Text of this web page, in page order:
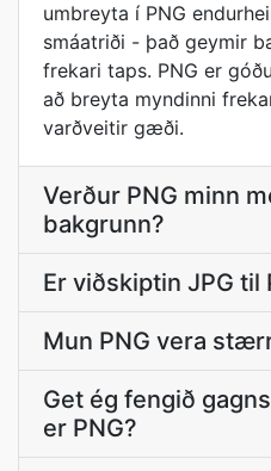
umbreyta í PNG
smáatriði - það geymir
frekari taps. PNG er
að breyta myndinni
varðveitir gæði.
Verður PNG minn
bakgrunn?
Er viðskiptin JPG
Mun PNG vera
Get ég fengið
er PNG?